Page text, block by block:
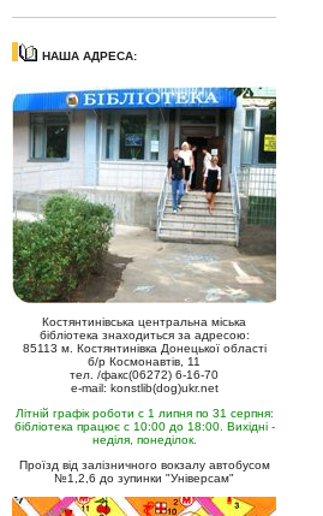
НАША АДРЕСА:
Костянтинівська центральна міська
бібліотека знаходиться за адресою:
85113 м. Костянтинівка Донецької області
б/р Космонавтів, 11
тел. /факс(06272) 6-16-70
e-mail: konstlib(dog)ukr.net
Літній графік роботи с 1 липня по 31 серпня:
бібліотека працює с 10:00 до 18:00. Вихідні -
неділя, понеділок.
Проїзд від залізничного вокзалу автобусом
№1,2,6 до зупинки "Універсам"